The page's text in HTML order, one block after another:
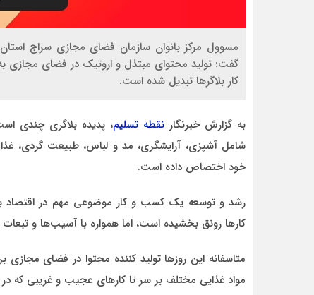
مسوول مرکز بانوان سازمان فضای مجازی سراج
گفت: تولید محتوای مبتذل و اروتیک در فضای مجازی
کار بلاگرها تبدیل شده است.
به گزارش خبرنگار نقطه تسلیم، پدیده بلاگری چندی
شامل آشپزی، آرایشگری، مد و لباس، طبیعت گردی، غذا
خود اختصاص داده است.
رشد و توسعه یک کسب و کار موضوعی مهم در اقتصاد
کارها رونق بخشیده است، اما همواره با آسیب‌ها و
متاسفانه این روزها تولید کننده محتوا در فضای
مواد غذایی مختلف بر سر تا کارهای عجیب و غریبی که
احمد
روحشان شاد. دقیقا مشکل کشور ما این اس که به
وقتی هر فردی با هر تحصیلات